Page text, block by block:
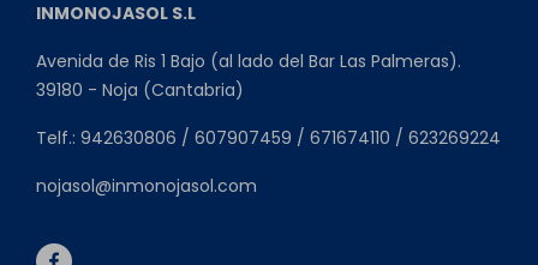
INMONOJASOL S.L
Avenida de Ris 1 Bajo (al lado del Bar Las Palmeras).
39180 - Noja (Cantabria)
Telf.: 942630806 / 607907459 / 671674110 / 623269224
nojasol@inmonojasol.com